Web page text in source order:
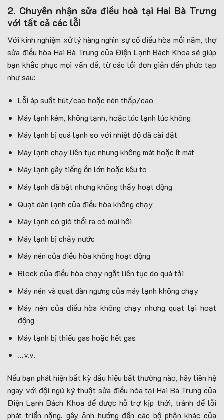
2. Chuyên nhận sửa điều hoà tại Hai Bà Trưng
với tất cả các lỗi
Với kinh nghiệm xử lý hàng nghìn sự cố điều hòa mỗi năm, thợ
sửa điều hòa Hai Bà Trưng của Điện Lạnh Bách Khoa sẽ giúp
bạn khắc phục mọi vấn đề, từ các lỗi đơn giản đến phức tạp
như sau:
Lỗi áp suất hút/cao hoặc nén thấp/cao
Máy lạnh kém, không lạnh, hoặc lúc lạnh lúc không
Máy lạnh bị quá lạnh so với nhiệt độ đã cài đặt
Máy lạnh chạy liên tục nhưng không mát hoặc ít mát
Máy lạnh gây tiếng ồn lớn hoặc kêu to
Máy lạnh đã bật nhưng không thấy hoạt động
Quạt dàn lạnh của điều hòa không chạy
Máy lạnh có gió thổi ra có mùi hôi
Máy lạnh bị chảy nước
Máy nén của điều hòa không hoạt động
Block của điều hòa chạy ngắt liên tục do quá tải
Máy nén và quạt dàn ngưng của máy lạnh không chạy
Máy nén của điều hòa không chạy nhưng quạt lại hoạt
động
Máy lạnh bị thiếu gas hoặc hết gas
…v.v.
Nếu bạn phát hiện bất kỳ dấu hiệu bất thường nào, hãy liên hệ
ngay với đội ngũ kỹ thuật sửa điều hòa tại Hai Bà Trưng của
Điện Lạnh Bách Khoa để được hỗ trợ kịp thời, tránh để lỗi
phát triển nặng, gây ảnh hưởng đến các bộ phận khác của